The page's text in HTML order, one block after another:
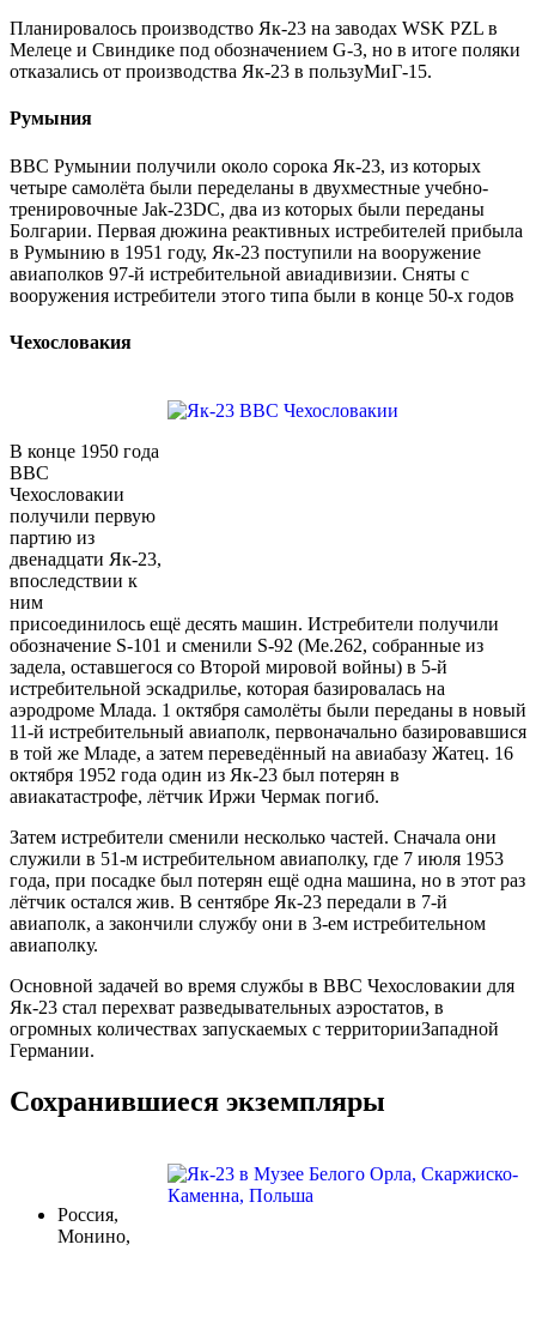
Планировалось производство Як-23 на заводах WSK PZL в
Мелеце и Свиндике под обозначением G-3, но в итоге поляки
отказались от производства Як-23 в пользуМиГ-15.
Румыния
ВВС Румынии получили около сорока Як-23, из которых
четыре самолёта были переделаны в двухместные учебно-
тренировочные Jak-23DC, два из которых были переданы
Болгарии. Первая дюжина реактивных истребителей прибыла
в Румынию в 1951 году, Як-23 поступили на вооружение
авиаполков 97-й истребительной авиадивизии. Сняты с
вооружения истребители этого типа были в конце 50-х годов
Чехословакия
В конце 1950 года
ВВС
Чехословакии
получили первую
партию из
двенадцати Як-23,
впоследствии к
ним
присоединилось ещё десять машин. Истребители получили
обозначение S-101 и сменили S-92 (Me.262, собранные из
задела, оставшегося со Второй мировой войны) в 5-й
истребительной эскадрилье, которая базировалась на
аэродроме Млада. 1 октября самолёты были переданы в новый
11-й истребительный авиаполк, первоначально базировавшися
в той же Младе, а затем переведённый на авиабазу Жатец. 16
октября 1952 года один из Як-23 был потерян в
авиакатастрофе, лётчик Иржи Чермак погиб.
Затем истребители сменили несколько частей. Сначала они
служили в 51-м истребительном авиаполку, где 7 июля 1953
года, при посадке был потерян ещё одна машина, но в этот раз
лётчик остался жив. В сентябре Як-23 передали в 7-й
авиаполк, а закончили службу они в 3-ем истребительном
авиаполку.
Основной задачей во время службы в ВВС Чехословакии для
Як-23 стал перехват разведывательных аэростатов, в
огромных количествах запускаемых с территорииЗападной
Германии.
Сохранившиеся экземпляры
Россия,
Монино,